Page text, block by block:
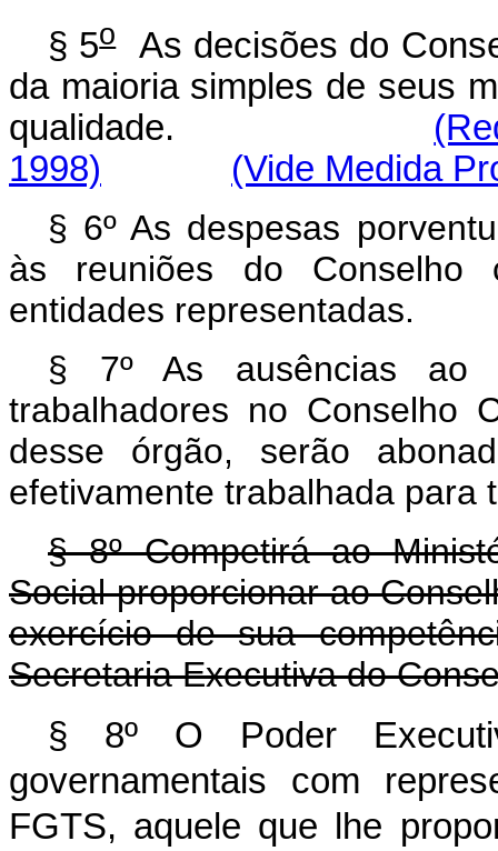
§ 5oAs decisões do
da maioria simples de seus
qualidade.
1998)
(Vide Medida
§ 6º As despesas
às reuniões do Conselho
entidades representadas.
§ 7º As ausências ao
trabalhadores no Conselho
desse órgão, serão
efetivamente trabalhada para
§ 8º Competirá ao
Social proporcionar ao
exercício de sua
Secretaria Executiva do
§ 8º O Poder
governamentais com
FGTS, aquele que lhe